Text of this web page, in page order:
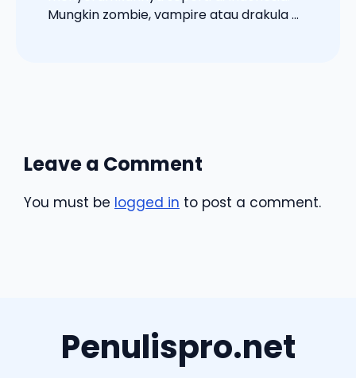
Mungkin zombie, vampire atau drakula ...
Leave a Comment
You must be logged in to post a comment.
Penulispro.net